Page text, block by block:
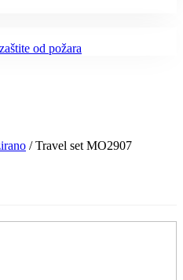
od požara
/ Travel set MO2907